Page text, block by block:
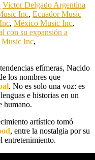
Victor Delgado Argentina
Inc, Ecuador Music
, México Music Inc,
con su expansión a
Music Inc,
efímeras, Nacido
los nombres que
. No es solo una voz: es
e historias en un
humano.
artístico tomó
, entre la nostalgia por su
entretenimiento.